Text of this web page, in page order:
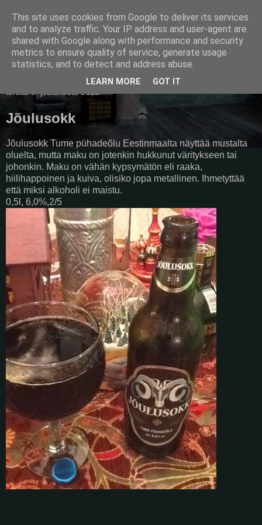
Pullollinen
torstai 5. joulukuuta 2013
Jõulusokk
Jõulusokk Tume pühadeõlu Eestinmaalta näyttää mustalta
oluelta, mutta maku on jotenkin hukkunut väritykseen tai
johonkin. Maku on vähän kypsymätön eli raaka,
hiilihappoinen ja kuiva, olisiko jopa metallinen. Ihmetyttää
että miksi alkoholi ei maistu.
0,5l, 6,0%,2/5
This site uses cookies from Google to deliver its services
and to analyze traffic. Your IP address and user-agent are
shared with Google along with performance and security
metrics to ensure quality of service, generate usage
statistics, and to detect and address abuse.
LEARN MORE GOT IT